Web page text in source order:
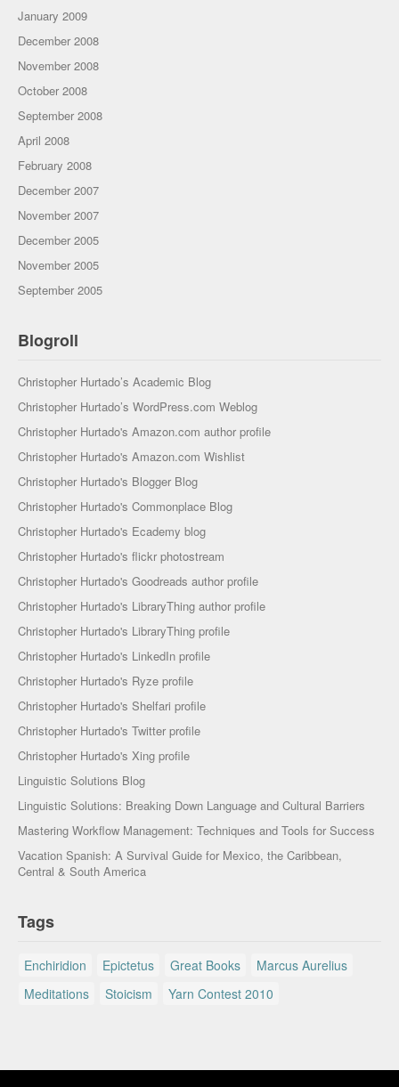
January 2009
December 2008
November 2008
October 2008
September 2008
April 2008
February 2008
December 2007
November 2007
December 2005
November 2005
September 2005
Blogroll
Christopher Hurtado’s Academic Blog
Christopher Hurtado’s WordPress.com Weblog
Christopher Hurtado's Amazon.com author profile
Christopher Hurtado's Amazon.com Wishlist
Christopher Hurtado's Blogger Blog
Christopher Hurtado's Commonplace Blog
Christopher Hurtado's Ecademy blog
Christopher Hurtado's flickr photostream
Christopher Hurtado's Goodreads author profile
Christopher Hurtado's LibraryThing author profile
Christopher Hurtado's LibraryThing profile
Christopher Hurtado's LinkedIn profile
Christopher Hurtado's Ryze profile
Christopher Hurtado's Shelfari profile
Christopher Hurtado's Twitter profile
Christopher Hurtado's Xing profile
Linguistic Solutions Blog
Linguistic Solutions: Breaking Down Language and Cultural Barriers
Mastering Workflow Management: Techniques and Tools for Success
Vacation Spanish: A Survival Guide for Mexico, the Caribbean,
Central & South America
Tags
Enchiridion Epictetus Great Books
Marcus Aurelius
Meditations
Stoicism Yarn Contest 2010